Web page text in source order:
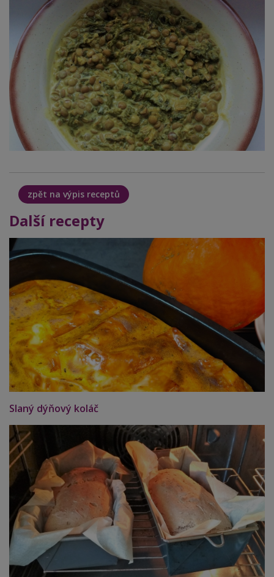
zpět na výpis receptů
Další recepty
Slaný dýňový koláč